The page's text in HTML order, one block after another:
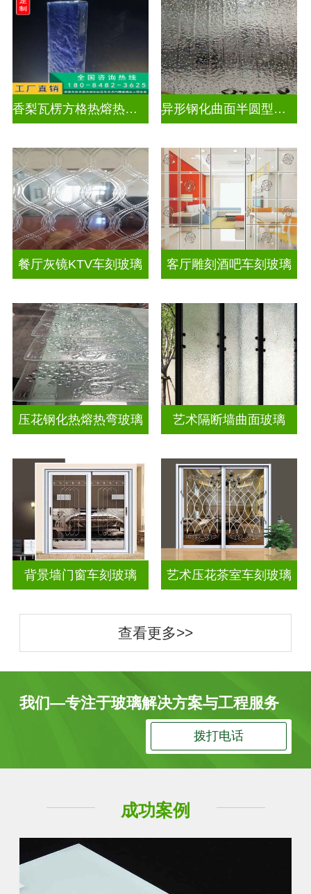
香梨瓦楞方格热熔热弯玻璃 异形钢化曲面半圆型异形弧形玻璃
餐厅灰镜KTV车刻玻璃 客厅雕刻酒吧车刻玻璃
压花钢化热熔热弯玻璃 艺术隔断墙曲面玻璃
背景墙门窗车刻玻璃 艺术压花茶室车刻玻璃
查看更多>>
我们—专注于玻璃解决方案与工程服务
拨打电话
成功案例